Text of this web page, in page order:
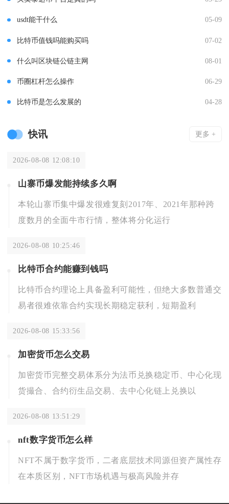
usdt能干什么 05-09
比特币值钱吗能购买吗 07-02
什么叫区块链公链主网 08-01
币圈杠杆怎么操作 06-29
比特币是怎么发展的 04-28
快讯 更多 +
2026-08-08 12:08:10
山寨币爆发能持续多久啊
本轮山寨币集中爆发很难复刻2017年、2021年那种跨
度数月的全面牛市行情，整体将分化运行
2026-08-08 10:25:46
比特币合约能赚到钱吗
比特币合约理论上具备盈利可能性，但绝大多数普通交
易者很难依靠合约实现长期稳定获利，短期盈利
2026-08-08 15:33:56
加密货币怎么交易
加密货币完整交易体系分为法币兑换稳定币、中心化现
货撮合、合约衍生品交易、去中心化链上兑换以
2026-08-08 13:51:29
nft数字货币怎么样
NFT不属于数字货币，二者底层技术同源但资产属性存
在本质区别，NFT市场机遇与极高风险并存